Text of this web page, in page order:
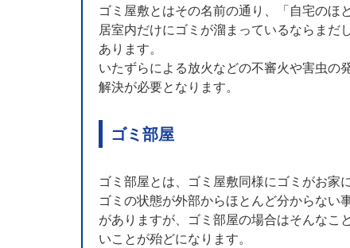
ゴミ屋敷とはその名前の通り、「自宅のほ
居室内だけにゴミが溜まっているならまだ
あります。
いたずらによる放火などの不審火や害虫の
解決が必要となります。
ゴミ部屋
ゴミ部屋とは、ゴミ屋敷同様にゴミがお家
ゴミの状態が外部からほとんど分からない
がありますが、ゴミ部屋の場合はそんなこ
いことが殆どになります。